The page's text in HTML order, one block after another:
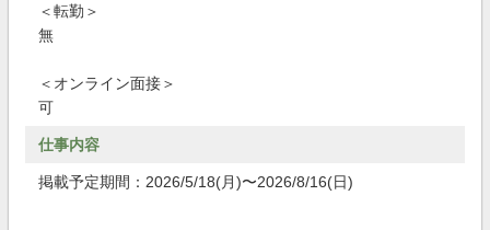
＜転勤＞
無
＜オンライン面接＞
可
仕事内容
掲載予定期間：2026/5/18(月)〜2026/8/16(日)